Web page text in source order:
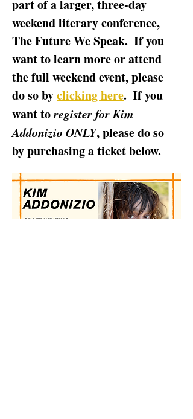
part of a larger, three-day
weekend literary conference,
The Future We Speak.  If you
want to learn more or attend
the full weekend event, please
do so by clicking here.  If you
want to register for Kim
Addonizio ONLY, please do so
by purchasing a ticket below.